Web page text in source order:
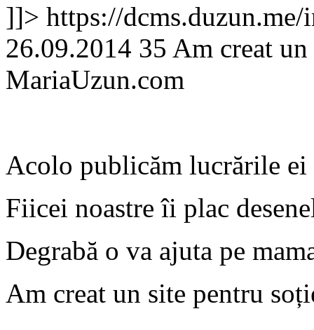
]]> https://
26.09.2014 35 Am creat
MariaUzun.com
Acolo publicăm lucrările
Fiicei noastre îi plac
Degrabă o va ajuta pe
Am creat un site pentru